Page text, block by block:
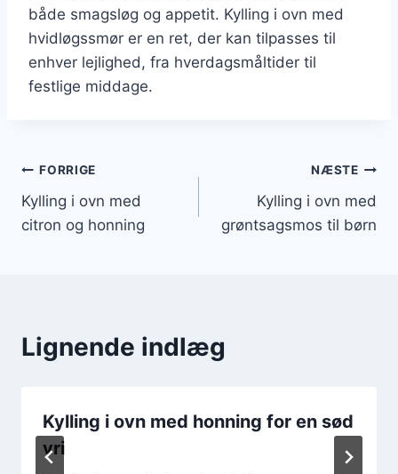
både smagsløg og appetit. Kylling i ovn med
hvidløgssmør er en ret, der kan tilpasses til
enhver lejlighed, fra hverdagsmåltider til
festlige middage.
Indlægsnavigation
FORRIGE
Kylling i ovn med
citron og honning
NÆSTE
Kylling i ovn med
grøntsagsmos til børn
Lignende indlæg
Kylling i ovn med honning for en sød
vri